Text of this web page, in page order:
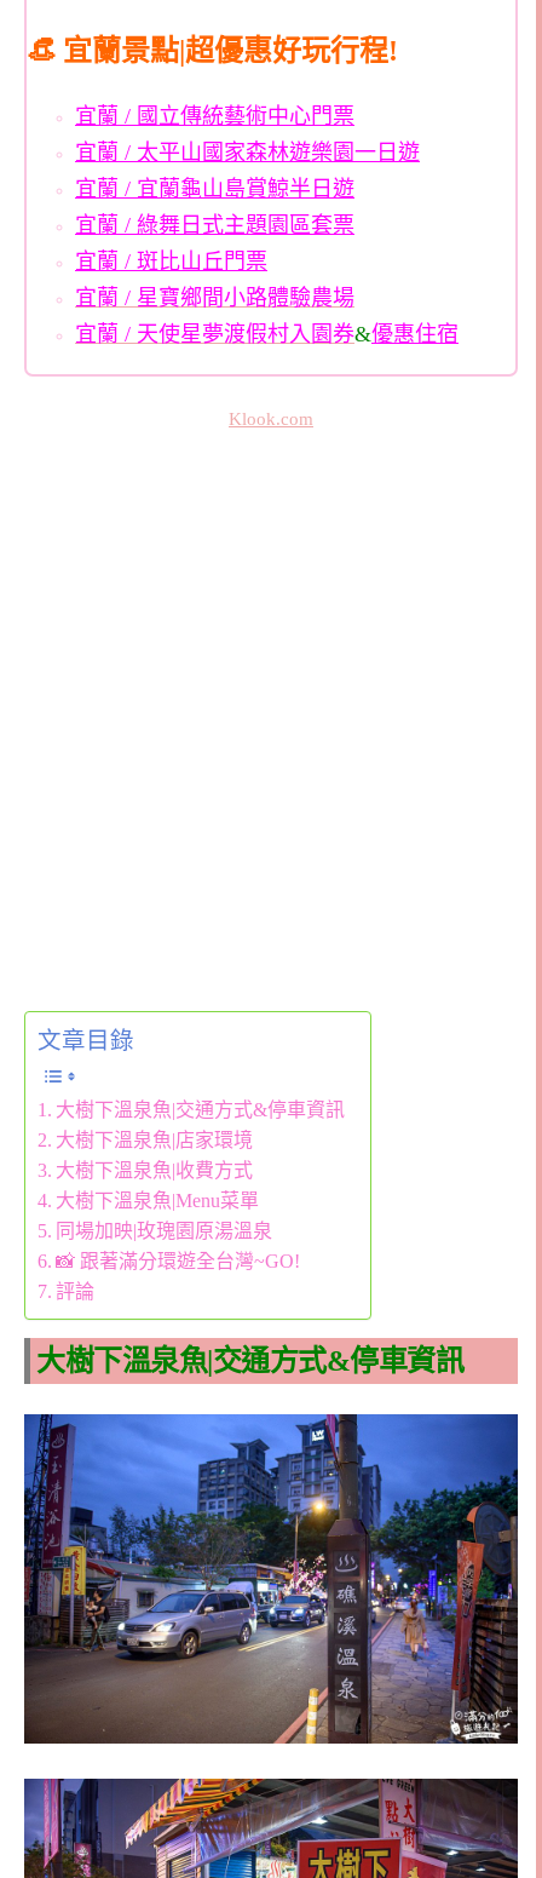
👒 宜蘭景點|超優惠好玩行程!
宜蘭 / 國立傳統藝術中心門票
宜蘭 / 太平山國家森林遊樂園一日遊
宜蘭 / 宜蘭龜山島賞鯨半日遊
宜蘭 / 綠舞日式主題園區套票
宜蘭 / 斑比山丘門票
宜蘭 / 星寶鄉間小路體驗農場
宜蘭 / 天使星夢渡假村入園券&優惠住宿
Klook.com
文章目錄
大樹下溫泉魚|交通方式&停車資訊
大樹下溫泉魚|店家環境
大樹下溫泉魚|收費方式
大樹下溫泉魚|Menu菜單
同場加映|玫瑰園原湯溫泉
📸 跟著滿分環遊全台灣~GO!
評論
大樹下溫泉魚|交通方式&停車資訊